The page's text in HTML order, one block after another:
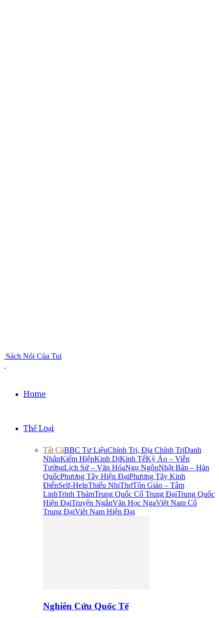
Sách Nói Của Tui
Home
Thể Loại
Tất CảBBC Tư LiệuChính Trị, Địa Chính TrịDanh
NhânKiếm HiệpKinh DịKinh TếKỳ Ảo – Viễn
TưởngLịch Sử – Văn HóaNgụ NgônNhật Bản – Hàn
QuốcPhương Tây Hiện ĐạiPhương Tây Kinh
ĐiểnSelf-HelpThiếu NhiThơTôn Giáo – Tâm
LinhTrinh ThámTrung Quốc Cổ Trung ĐạiTrung Quốc
Hiện ĐạiTruyện NgắnVăn Học NgaViệt Nam Cổ
Trung ĐạiViêt Nam Hiện Đại
Nghiên Cứu Quốc Tế